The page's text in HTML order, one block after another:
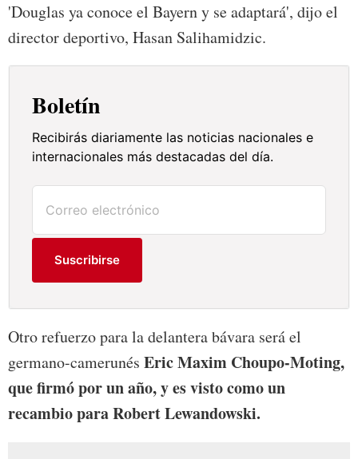
'Douglas ya conoce el Bayern y se adaptará', dijo el
director deportivo, Hasan Salihamidzic.
Boletín
Recibirás diariamente las noticias nacionales e
internacionales más destacadas del día.
Suscribirse
Otro refuerzo para la delantera bávara será el
germano-camerunés Eric Maxim Choupo-Moting,
que firmó por un año, y es visto como un
recambio para Robert Lewandowski.